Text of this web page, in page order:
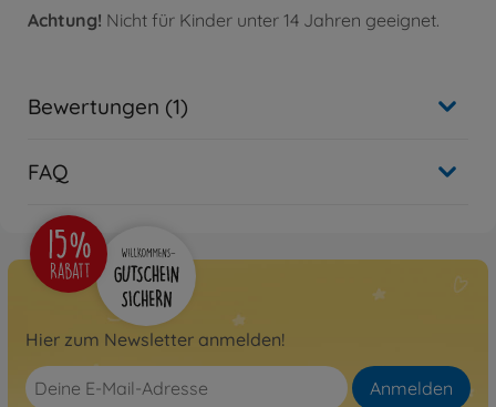
Achtung! Nicht für Kinder unter 14 Jahren geeignet.
Bewertungen (1)
FAQ
Hier zum Newsletter anmelden!
Anmelden